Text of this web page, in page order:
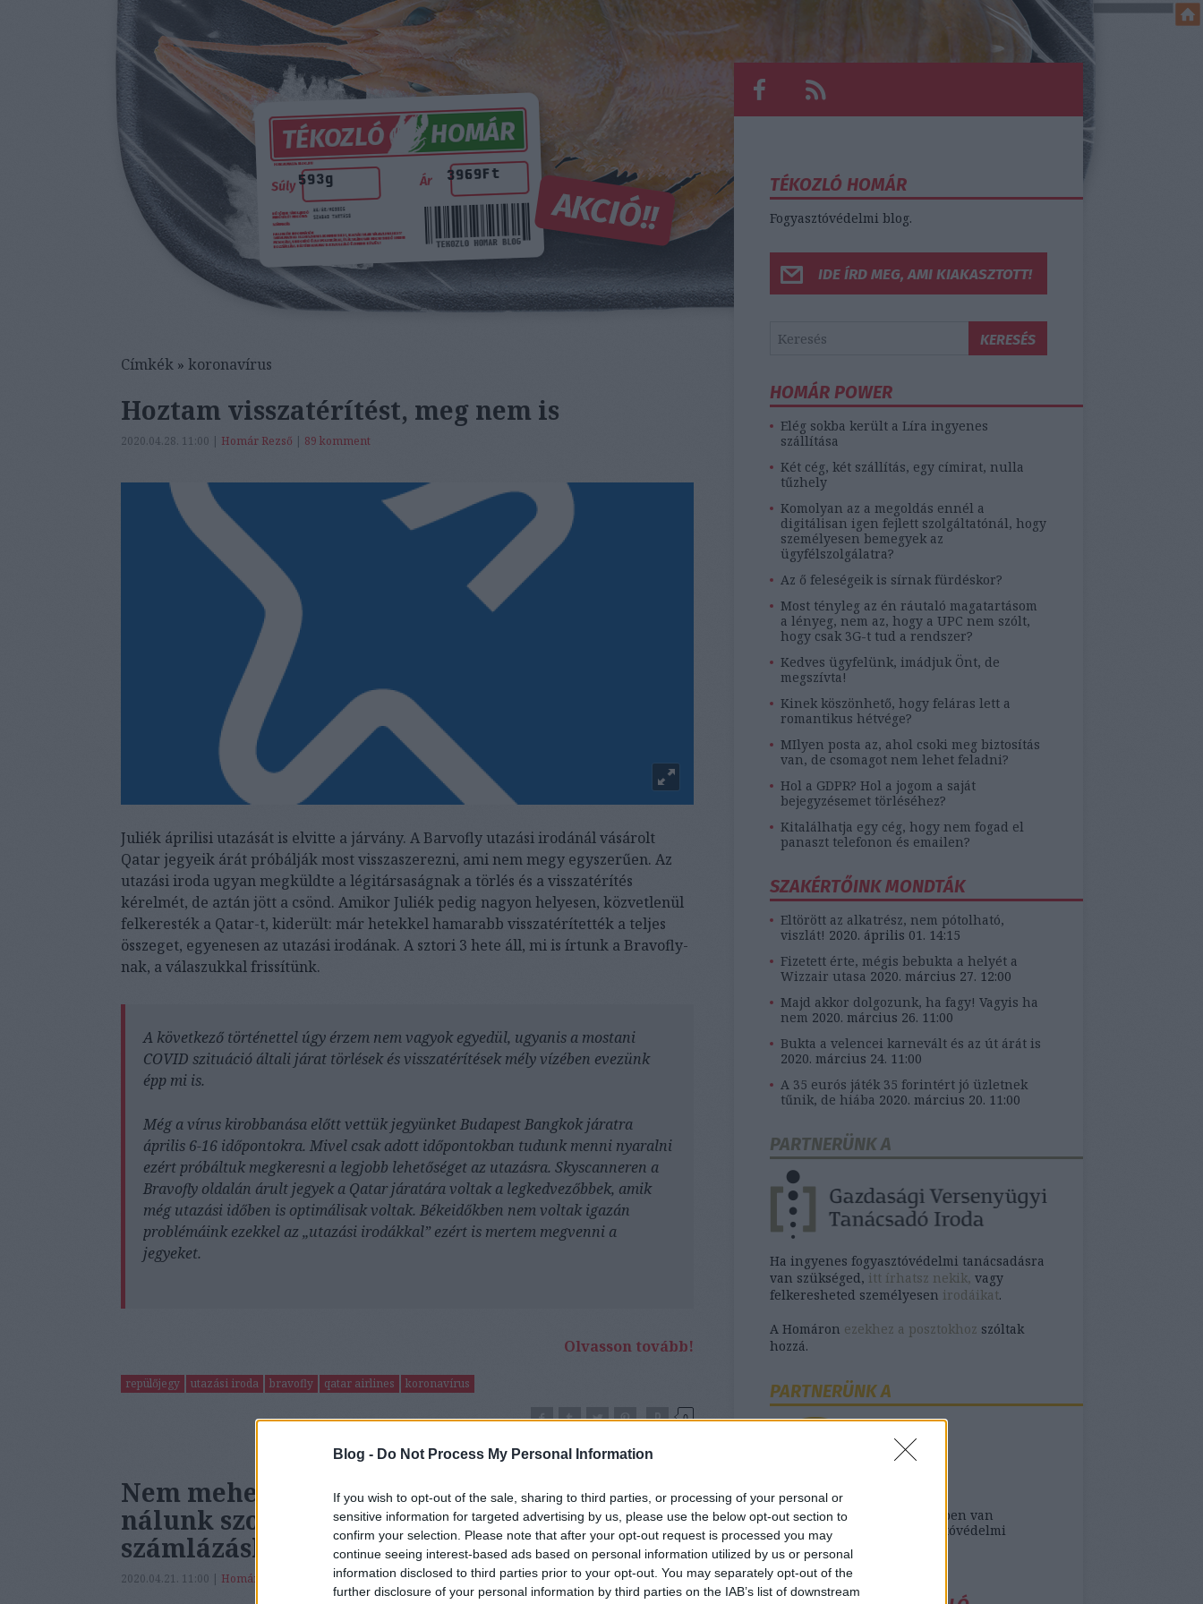
Blog - Do Not Process My Personal Information
If you wish to opt-out of the sale, sharing to third parties, or processing of your personal or
sensitive information for targeted advertising by us, please use the below opt-out section to
confirm your selection. Please note that after your opt-out request is processed you may
continue seeing interest-based ads based on personal information utilized by us or personal
information disclosed to third parties prior to your opt-out. You may separately opt-out of the
further disclosure of your personal information by third parties on the IAB’s list of downstream
Címkék» koronavírus
Hoztam visszatérítést, meg nem is
2020.04.28. 11:00 | Homár Rezső | 89 komment
Juliék áprilisi utazását is elvitte a járvány. A Barvofly utazási irodánál vásárolt
Qatar jegyeik árát próbálják most visszaszerezni, ami nem megy egyszerűen. Az
utazási iroda ugyan megküldte a légitársaságnak a törlés és a visszatérítés
kérelmét, de aztán jött a csönd. Amikor Juliék pedig nagyon helyesen, közvetlenül
felkeresték a Qatar-t, kiderült: már hetekkel hamarabb visszatérítették a teljes
összeget, egyenesen az utazási irodának. A sztori 3 hete áll, mi is írtunk a Bravofly-
nak, a válaszukkal frissítünk.
A következő történettel úgy érzem nem vagyok egyedül, ugyanis a mostani
COVID szituáció általi járat törlések és visszatérítések mély vízében evezünk
épp mi is.
Még a vírus kirobbanása előtt vettük jegyünket Budapest Bangkok járatra
április 6-16 időpontokra. Mivel csak adott időpontokban tudunk menni nyaralni
ezért próbáltuk megkeresni a legjobb lehetőséget az utazásra. Skyscanneren a
Bravofly oldalán árult jegyek a Qatar járatára voltak a legkedvezőbbek, amik
még utazási időben is optimálisak voltak. Békeidőkben nem voltak igazán
problémáink ezekkel az „utazási irodákkal” ezért is mertem megvenni a
jegyeket.
Olvasson tovább!
repülőjegy utazási iroda bravofly qatar airlines koronavírus
0
Nem mehetett be a szerelő? Nem baj,
nálunk szolgáltatás sem kell a
számlázáshoz!
2020.04.21. 11:00 | Homár Rezső komment
TÉKOZLÓ HOMÁR
Fogyasztóvédelmi blog.
IDE ÍRD MEG, AMI KIAKASZTOTT!
HOMÁR POWER
Elég sokba került a Líra ingyenes
szállítása
Két cég, két szállítás, egy címirat, nulla
tűzhely
Komolyan az a megoldás ennél a
digitálisan igen fejlett szolgáltatónál, hogy
személyesen bemegyek az
ügyfélszolgálatra?
Az ő feleségeik is sírnak fürdéskor?
Most tényleg az én ráutaló magatartásom
a lényeg, nem az, hogy a UPC nem szólt,
hogy csak 3G-t tud a rendszer?
Kedves ügyfelünk, imádjuk Önt, de
megszívta!
Kinek köszönhető, hogy feláras lett a
romantikus hétvége?
MIlyen posta az, ahol csoki meg biztosítás
van, de csomagot nem lehet feladni?
Hol a GDPR? Hol a jogom a saját
bejegyzésemet törléséhez?
Kitalálhatja egy cég, hogy nem fogad el
panaszt telefonon és emailen?
SZAKÉRTŐINK MONDTÁK
Eltörött az alkatrész, nem pótolható,
viszlát! 2020. április 01. 14:15
Fizetett érte, mégis bebukta a helyét a
Wizzair utasa 2020. március 27. 12:00
Majd akkor dolgozunk, ha fagy! Vagyis ha
nem 2020. március 26. 11:00
Bukta a velencei karnevált és az út árát is
2020. március 24. 11:00
A 35 eurós játék 35 forintért jó üzletnek
tűnik, de hiába 2020. március 20. 11:00
PARTNERÜNK A
Ha ingyenes fogyasztóvédelmi tanácsadásra
van szükséged, itt írhatsz nekik, vagy
felkeresheted személyesen irodáikat.
A Homáron ezekhez a posztokhoz szóltak
hozzá.
PARTNERÜNK A
Ha bank- vagy biztosító ügyben van
szükséged ingyenes fogyasztóvédelmi
tanácsra,itt találod őket